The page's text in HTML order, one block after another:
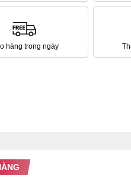
hàng trong ngày